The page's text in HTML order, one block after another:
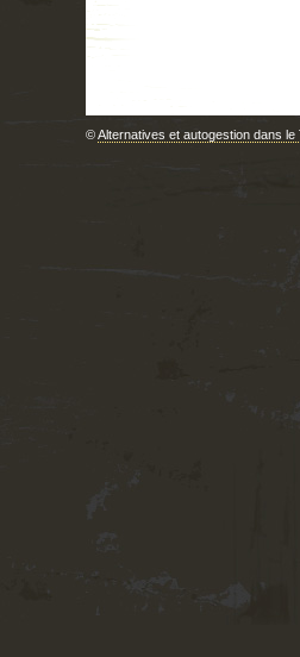
©Alternatives et autogestion dans le